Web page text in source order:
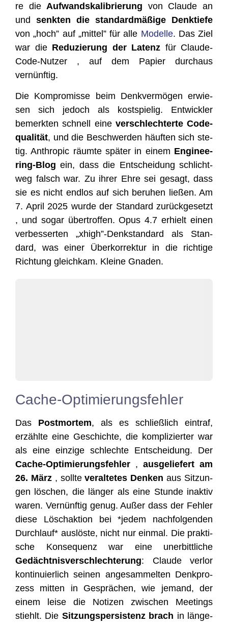
re die Auf­wand­ska­li­brie­rung von Clau­de an
und senk­ten die stan­dard­mä­ßi­ge Denk­tie­fe
von „hoch” auf „mit­tel” für alle Model­le. Das Ziel
war die Redu­zie­rung der Latenz für Clau­de-
Code-Nut­zer , auf dem Papier durch­aus
vernünftig.
Die Kom­pro­mis­se beim Denk­ver­mö­gen erwie­
sen sich jedoch als kost­spie­lig. Ent­wick­ler
bemerk­ten schnell eine ver­schlech­ter­te Code­
qua­li­tät, und die Beschwer­den häuf­ten sich ste­
tig. Anthro­pic räum­te spä­ter in einem Engi­nee­
ring-Blog ein, dass die Ent­schei­dung schlicht­
weg falsch war. Zu ihrer Ehre sei gesagt, dass
sie es nicht end­los auf sich beru­hen lie­ßen. Am
7. April 2025 wur­de der Stan­dard zurück­ge­setzt
, und sogar über­trof­fen. Opus 4.7 erhielt einen
ver­bes­ser­ten „xhigh”-Denkstandard als Stan­
dard, was einer Über­kor­rek­tur in die rich­ti­ge
Rich­tung gleich­kam. Klei­ne Gnaden.
Cache-Optimierungsfehler
Das Post­mor­tem, als es schließ­lich ein­traf,
erzähl­te eine Geschich­te, die kom­pli­zier­ter war
als eine ein­zi­ge schlech­te Ent­schei­dung. Der
Cache-Opti­mie­rungs­feh­ler , aus­ge­lie­fert am
26. März, soll­tever­al­te­tes Den­ken aus Sit­zun­
gen löschen, die län­ger als eine Stun­de inak­tiv
waren. Ver­nünf­tig genug. Außer dass der Feh­ler
die­se Lösch­ak­ti­on bei *jedem nach­fol­gen­den
Durch­lauf* aus­lös­te, nicht nur ein­mal. Die prak­ti­
sche Kon­se­quenz war eine uner­bitt­li­che
Gedächt­nis­ver­schlech­te­rung: Clau­de ver­lor
kon­ti­nu­ier­lich sei­nen ange­sam­mel­ten Denk­pro­
zess mit­ten in Gesprä­chen, wie jemand, der
einem lei­se die Noti­zen zwi­schen Mee­tings
stiehlt. Die Sit­zungs­per­sis­tenz brach in län­ge­